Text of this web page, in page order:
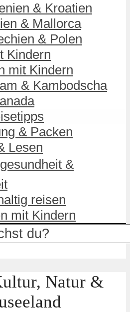
& Kroatien
& Mallorca
& Polen
Kindern
mit Kindern
& Kambodscha
& Packen
Lesen
&
reisen
mit Kindern
Natur &